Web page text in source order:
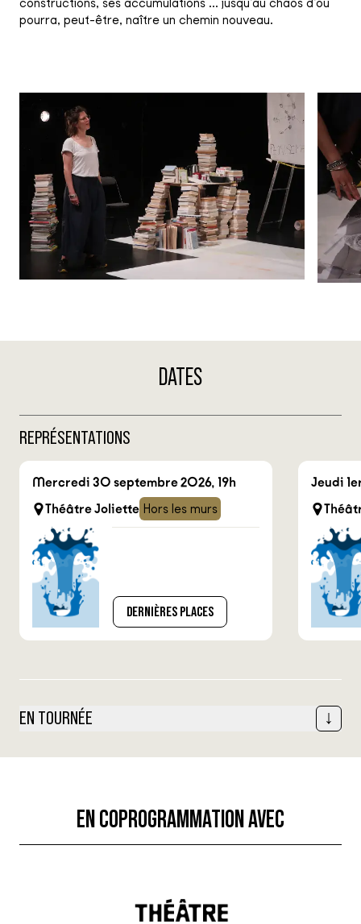
pourra, peut-être, naître un chemin nouveau.
DATES
REPRÉSENTATIONS
Mercredi 30 septembre 2026, 19h
Théâtre Joliette Hors les murs
DERNIÈRES PLACES
Jeudi
EN TOURNÉE
EN COPROGRAMMATION AVEC